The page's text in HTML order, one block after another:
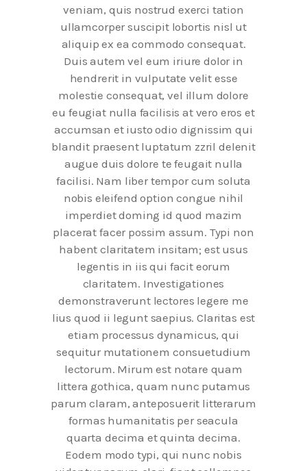
veniam, quis nostrud exerci tation
ullamcorper suscipit lobortis nisl ut
aliquip ex ea commodo consequat.
Duis autem vel eum iriure dolor in
hendrerit in vulputate velit esse
molestie consequat, vel illum dolore
eu feugiat nulla facilisis at vero eros et
accumsan et iusto odio dignissim qui
blandit praesent luptatum zzril delenit
augue duis dolore te feugait nulla
facilisi. Nam liber tempor cum soluta
nobis eleifend option congue nihil
imperdiet doming id quod mazim
placerat facer possim assum. Typi non
habent claritatem insitam; est usus
legentis in iis qui facit eorum
claritatem. Investigationes
demonstraverunt lectores legere me
lius quod ii legunt saepius. Claritas est
etiam processus dynamicus, qui
sequitur mutationem consuetudium
lectorum. Mirum est notare quam
littera gothica, quam nunc putamus
parum claram, anteposuerit litterarum
formas humanitatis per seacula
quarta decima et quinta decima.
Eodem modo typi, qui nunc nobis